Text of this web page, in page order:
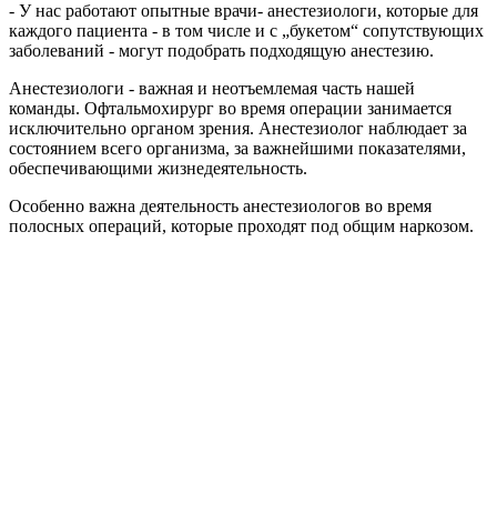
- У нас работают опытные врачи- анестезиологи, которые для
каждого пациента - в том числе и с „букетом“ сопутствующих
заболеваний - могут подобрать подходящую анестезию.
Анестезиологи - важная и неотъемлемая часть нашей
команды. Офтальмохирург во время операции занимается
исключительно органом зрения. Анестезиолог наблюдает за
состоянием всего организма, за важнейшими показателями,
обеспечивающими жизнедеятельность.
Особенно важна деятельность анестезиологов во время
полосных операций, которые проходят под общим наркозом.